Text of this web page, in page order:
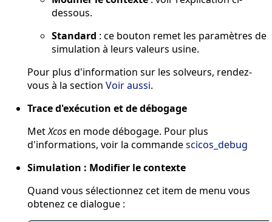
dessous.
Standard : ce bouton remet les paramètres de
simulation à leurs valeurs usine.
Pour plus d'information sur les solveurs, rendez-
vous à la section Voir aussi.
Trace d'exécution et de débogage
MetXcosen mode débogage. Pour plus
d'informations, voir la commandescicos_debug
Simulation : Modifier le contexte
Quand vous sélectionnez cet item de menu vous
obtenez ce dialogue :